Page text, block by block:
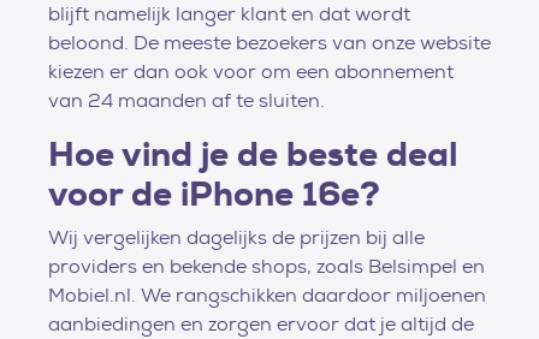
blijft namelijk langer klant en dat wordt
beloond. De meeste bezoekers van onze website
kiezen er dan ook voor om een abonnement
van 24 maanden af te sluiten.
Hoe vind je de beste deal
voor de iPhone 16e?
Wij vergelijken dagelijks de prijzen bij alle
providers en bekende shops, zoals Belsimpel en
Mobiel.nl. We rangschikken daardoor miljoenen
aanbiedingen en zorgen ervoor dat je altijd de